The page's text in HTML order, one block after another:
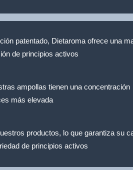
patentado, Dietaroma ofrece una
de principios activos
ampollas tienen una
más elevada
productos, lo que garantiza su
de principios activos